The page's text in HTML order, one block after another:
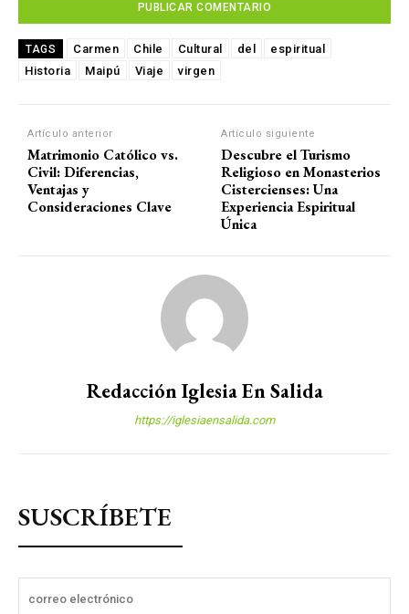
TAGS Carmen Chile Cultural del
espiritual
Historia
Maipú Viaje virgen
Artículo anterior
Matrimonio Católico vs.
Civil: Diferencias,
Ventajas y
Consideraciones Clave
Artículo siguiente
Descubre el Turismo
Religioso en Monasterios
Cistercienses: Una
Experiencia Espiritual
Única
Redacción Iglesia En Salida
https://iglesiaensalida.com
SUSCRÍBETE